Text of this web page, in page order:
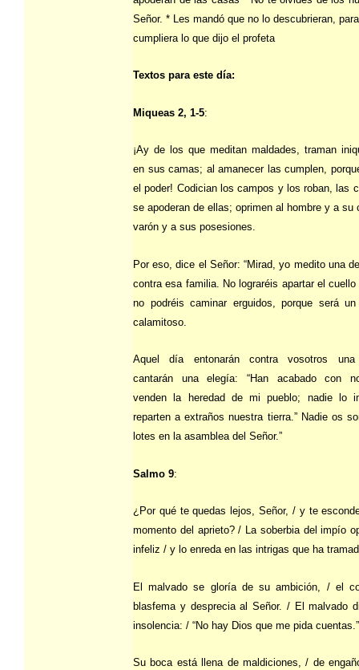
Señor. * Les mandó que no lo descubrieran,
cumpliera lo que dijo el profeta
Textos para este día:
Miqueas 2, 1-5:
¡Ay de los que meditan maldades, traman
en sus camas; al amanecer las cumplen,
el poder! Codician los campos y los roban, las
se apoderan de ellas; oprimen al hombre y a su
varón y a sus posesiones.
Por eso, dice el Señor: “Mirad, yo medito una
contra esa familia. No lograréis apartar el
no podréis caminar erguidos, porque será
calamitoso.
Aquel día entonarán contra vosotros una
cantarán una elegía: “Han acabado con
venden la heredad de mi pueblo; nadie lo
reparten a extraños nuestra tierra.” Nadie os
lotes en la asamblea del Señor.”
Salmo 9:
¿Por qué te quedas lejos, Señor, / y te
momento del aprieto? / La soberbia del impío
infeliz / y lo enreda en las intrigas que ha
El malvado se gloría de su ambición, / el
blasfema y desprecia al Señor. / El malvado
insolencia: / “No hay Dios que me pida
Su boca está llena de maldiciones, / de